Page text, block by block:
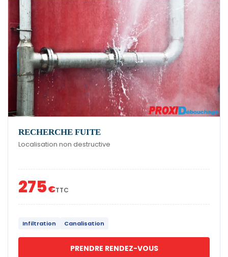
RECHERCHE FUITE
Localisation non destructive
275€TTC
Infiltration Canalisation
PRENDRE RENDEZ-VOUS